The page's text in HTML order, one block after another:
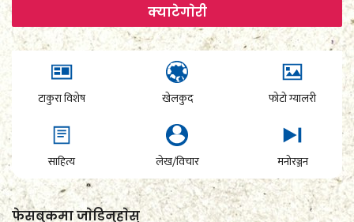
क्याटेगाेरी
टाकुरा विशेष खेलकुद फोटो ग्यालरी
साहित्य लेख/विचार मनोरञ्जन
फेसबुकमा जाेडिनुहाेस्